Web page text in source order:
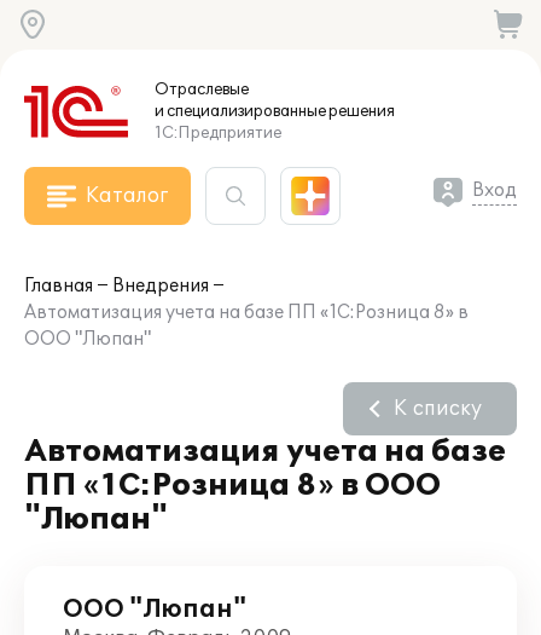
Отраслевые
и специализированныерешения
1С:Предприятие
Каталог Вход
Главная
Внедрения
Автоматизация учета на базе ПП «1С:Розница 8» в
ООО "Люпан"
Автоматизация учета на базе
ПП «1С:Розница 8» в ООО
"Люпан"
К списку
ООО "Люпан"